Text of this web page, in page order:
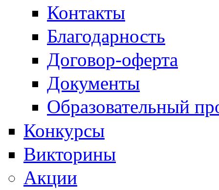
Контакты
Благодарность
Договор-оферта
Документы
Образовательный
Конкурсы
Викторины
Акции